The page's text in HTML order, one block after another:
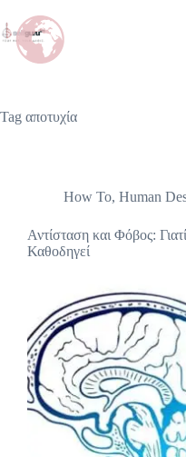
Tag αποτυχία
How To, Human
Αντίσταση και Φόβος:
Καθοδηγεί